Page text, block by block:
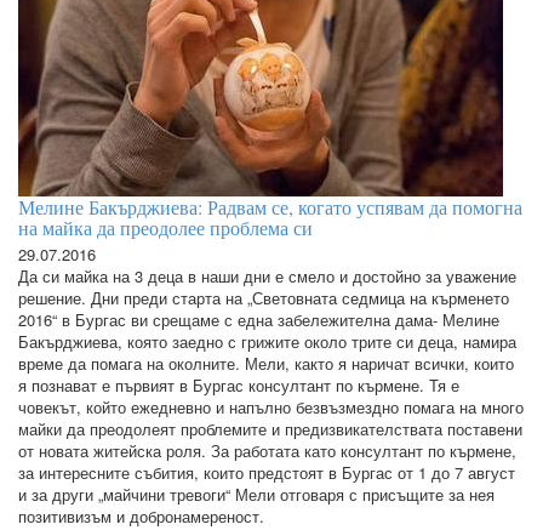
Мелине Бакърджиева: Радвам се, когато успявам да помогна
на майка да преодолее проблема си
29.07.2016
Да си майка на 3 деца в наши дни е смело и достойно за уважение
решение. Дни преди старта на „Световната седмица на кърменето
2016“ в Бургас ви срещаме с една забележителна дама- Мелине
Бакърджиева, която заедно с грижите около трите си деца, намира
време да помага на околните. Мели, както я наричат всички, които
я познават е първият в Бургас консултант по кърмене. Тя е
човекът, който ежедневно и напълно безвъзмездно помага на много
майки да преодолеят проблемите и предизвикателствата поставени
от новата житейска роля. За работата като консултант по кърмене,
за интересните събития, които предстоят в Бургас от 1 до 7 август
и за други „майчини тревоги“ Мели отговаря с присъщите за нея
позитивизъм и добронамереност.